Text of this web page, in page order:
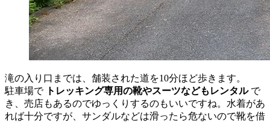
滝の入り口までは、舗装された道を10分ほど歩きます。
駐車場で トレッキング専用の靴やスーツなどもレンタルで
き、売店もあるのでゆっくりするのもいいですね。水着があ
れば十分ですが、サンダルなどは滑ったら危ないので靴を借